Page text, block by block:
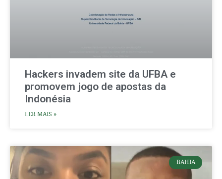
Hackers invadem site da UFBA e
promovem jogo de apostas da
Indonésia
LER MAIS »
BAHIA